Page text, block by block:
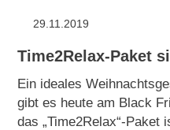
29.11.2019
Time2Relax-Paket
Ein ideales
gibt es heute am Black
das „Time2Relax“-Paket